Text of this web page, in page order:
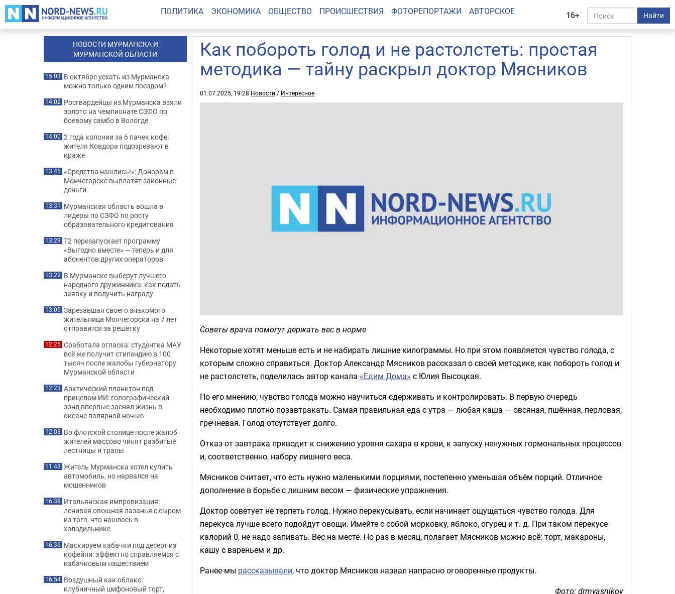
16+ Найти
ПОЛИТИКА ЭКОНОМИКА ОБЩЕСТВО ПРОИСШЕСТВИЯ ФОТОРЕПОРТАЖИ АВТОРСКОЕ
Как побороть голод и не растолстеть: простая
методика — тайну раскрыл доктор Мясников
01.07.2025, 19:28 Новости / Интересное
Советы врача помогут держать вес в норме
Некоторые хотят меньше есть и не набирать лишние килограммы. Но при этом появляется чувство голода, с
которым сложно справиться. Доктор Александр Мясников рассказал о своей методике, как побороть голод и
не растолстеть, поделилась автор канала «Едим Дома» с Юлия Высоцкая.
По его мнению, чувство голода можно научиться сдерживать и контролировать. В первую очередь
необходимо плотно позавтракать. Самая правильная еда с утра — любая каша — овсяная, пшённая, перловая,
гречневая. Голод отсутствует долго.
Отказ от завтрака приводит к снижению уровня сахара в крови, к запуску ненужных гормональных процессов
и, соответственно, набору лишнего веса.
Мясников считает, что есть нужно маленькими порциями, постепенно уменьшая объём порций. Отличное
дополнение в борьбе с лишним весом — физические упражнения.
Доктор советует не терпеть голод. Нужно перекусывать, если начинает ощущаться чувство голода. Для
перекуса лучше всего подойдут овощи. Имейте с собой морковку, яблоко, огурец и т. д. При таком перекусе
калорий 0, не надо запивать. Вес на месте. Но раз в месяц, полагает Мясников можно всё: торт, макароны,
кашу с вареньем и др.
Ранее мы рассказывали, что доктор Мясников назвал напрасно оговоренные продукты.
Фото: drmyasnikov
НОВОСТИ МУРМАНСКА И
МУРМАНСКОЙ ОБЛАСТИ
15:03 В октябре уехать из Мурманска
можно только одним поездом?
14:02 Росгвардейцы из Мурманска взяли
золото на чемпионате СЗФО по
боевому самбо в Вологде
14:00 2 года колонии за 6 пачек кофе:
жителя Ковдора подозревают в
краже
13:45 «Средства нашлись!»: Донорам в
Мончегорске выплатят законные
деньги
13:31 Мурманская область вошла в
лидеры по СЗФО по росту
образовательного кредитования
13:29 Т2 перезапускает программу
«Выгодно вместе» — теперь и для
абонентов других операторов
13:22 В Мурманске выберут лучшего
народного дружинника: как подать
заявку и получить награду
13:05 Зарезавшая своего знакомого
жительница Мончегорска на 7 лет
отправится за решетку
12:25 Сработала огласка: студентка МАУ
всё же получит стипендию в 100
тысяч после жалобы губернатору
Мурманской области
12:23 Арктический планктон под
прицелом ИИ: голографический
зонд впервые заснял жизнь в
океане полярной ночью
12:03 Во флотской столице после жалоб
жителей массово чинят разбитые
лестницы и трапы
11:43 Житель Мурманска хотел купить
автомобиль, но нарвался на
мошенников
16:39 Итальянская импровизация:
ленивая овощная лазанья с сыром
из того, что нашлось в
холодильнике
16:36 Маскируем кабачки под десерт из
кофейни: эффектно справляемся с
кабачковым нашествием
16:54 Воздушный как облако:
клубничный шифоновый торт,